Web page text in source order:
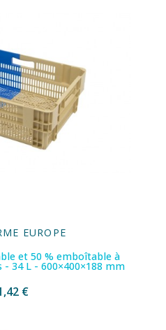
EUROPE
et 50 % emboîtable à
34 L - 600×400×188 mm
€